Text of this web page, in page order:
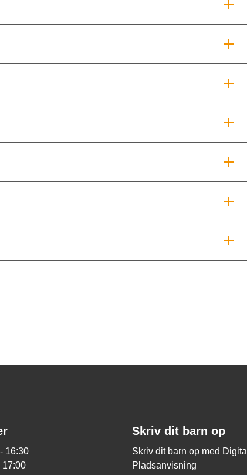
16:30
17:00
Skriv dit barn op
Skriv dit barn op med Digital
Pladsanvisning